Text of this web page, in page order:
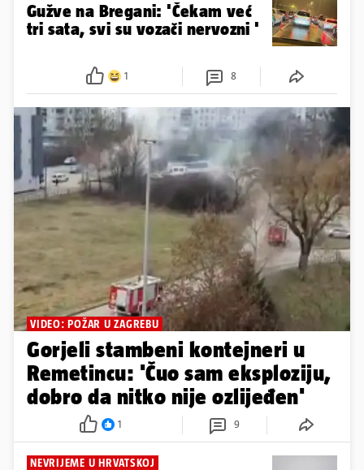
Gužve na Bregani: 'Čekam već
tri sata, svi su vozači nervozni '
1 8
VIDEO: POŽAR U ZAGREBU
Gorjeli stambeni kontejneri u
Remetincu: 'Čuo sam eksploziju,
dobro da nitko nije ozlijeđen'
1 9
NEVRIJEME U HRVATSKOJ